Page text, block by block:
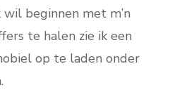
beginnen met m’n
te halen zie ik een
op te laden onder